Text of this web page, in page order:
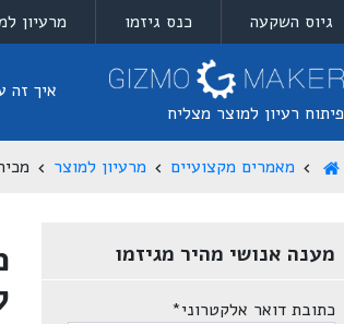
גיוס השקעה כנס גיזמו מרעיון
פיתוח רעיון למוצר מצליח
איך זה
מאמרים מקצועיים מרעיון למוצר
מענה אנושי מהיר מגיזמו
כתובת דואר אלקטרוני*